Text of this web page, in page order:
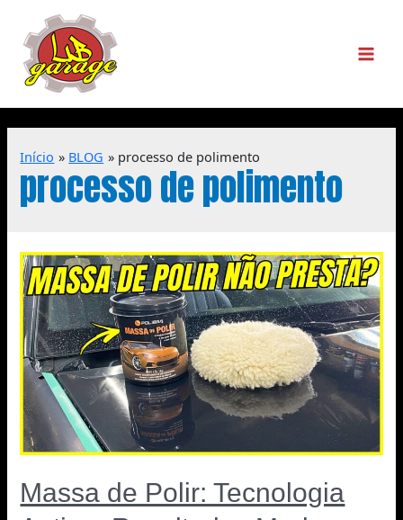
Início BLOG processo de polimento
processo de polimento
Massa de Polir: Tecnologia